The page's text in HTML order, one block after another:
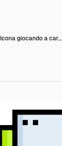
Icona giocando a car…